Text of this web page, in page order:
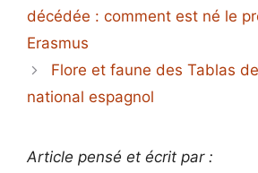
décédée : comment est né le
Erasmus
Flore et faune des Tablas
national espagnol
Article pensé et écrit par :